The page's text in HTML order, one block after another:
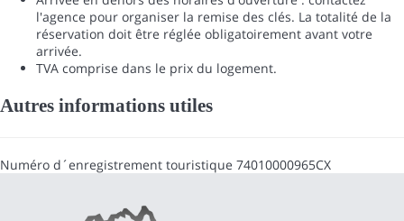
l'agence pour organiser la remise des clés. La totalité de la
réservation doit être réglée obligatoirement avant votre
arrivée.
TVA comprise dans le prix du logement.
Autres informations utiles
Numéro d´enregistrement touristique 74010000965CX